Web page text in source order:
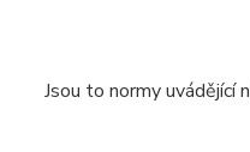
Jsou to normy